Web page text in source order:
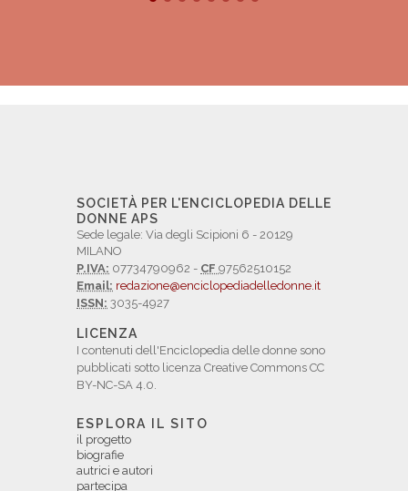
SOCIETÀ PER L'ENCICLOPEDIA DELLE
DONNE APS
Sede legale: Via degli Scipioni 6 - 20129
MILANO
P.IVA: 07734790962 - CF 97562510152
Email: redazione@enciclopediadelledonne.it
ISSN: 3035-4927
LICENZA
I contenuti dell'Enciclopedia delle donne sono
pubblicati sotto licenza Creative Commons CC
BY-NC-SA 4.0.
ESPLORA IL SITO
il progetto
biografie
autrici e autori
partecipa